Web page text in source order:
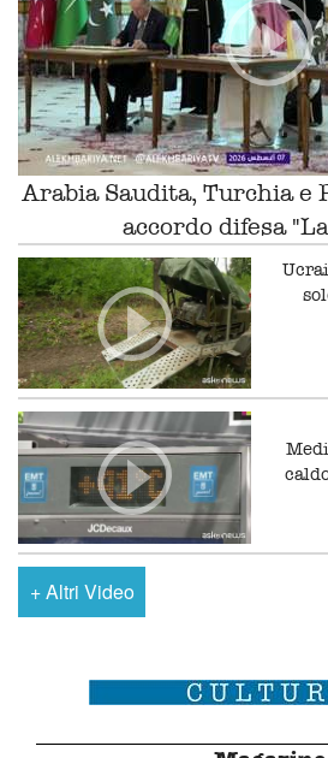
Arabia Saudita, Turchia e
accordo difesa
+Altri Video